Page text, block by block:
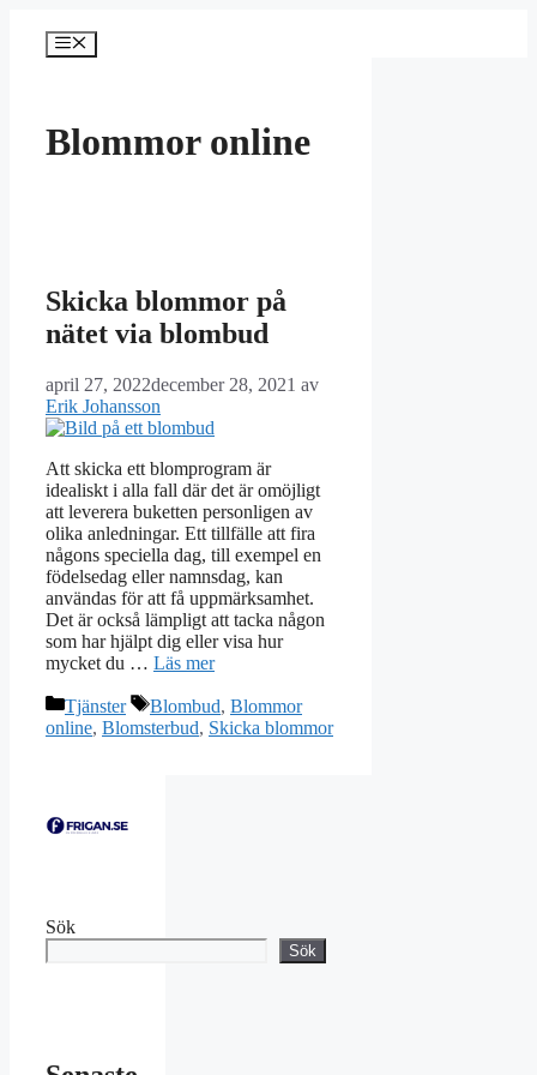
innehåll
Meny
Blommor online
Skicka blommor på
nätet via blombud
april 27, 2022december 28, 2021 av
Erik Johansson
Att skicka ett blomprogram är
idealiskt i alla fall där det är omöjligt
att leverera buketten personligen av
olika anledningar. Ett tillfälle att fira
någons speciella dag, till exempel en
födelsedag eller namnsdag, kan
användas för att få uppmärksamhet.
Det är också lämpligt att tacka någon
som har hjälpt dig eller visa hur
mycket du … Läs mer
Kategorier
Tjänster Etiketter
Blombud, Blommor
online, Blomsterbud, Skicka blommor
Sök
Sök